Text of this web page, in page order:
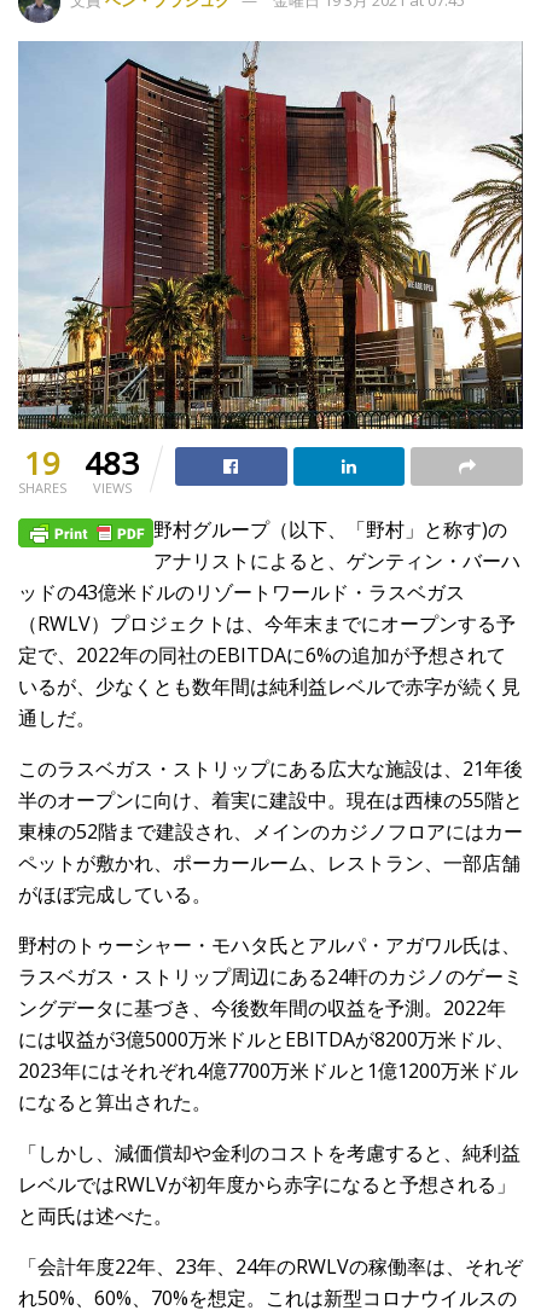
19
SHARES
483
VIEWS
野村グループ（以下、「野村」と称す)の
アナリストによると、ゲンティン・バーハ
ッドの43億米ドルのリゾートワールド・ラスベガス
（RWLV）プロジェクトは、今年末までにオープンする予
定で、2022年の同社のEBITDAに6%の追加が予想されて
いるが、少なくとも数年間は純利益レベルで赤字が続く見
通しだ。
このラスベガス・ストリップにある広大な施設は、21年後
半のオープンに向け、着実に建設中。現在は西棟の55階と
東棟の52階まで建設され、メインのカジノフロアにはカー
ペットが敷かれ、ポーカールーム、レストラン、一部店舗
がほぼ完成している。
野村のトゥーシャー・モハタ氏とアルパ・アガワル氏は、
ラスベガス・ストリップ周辺にある24軒のカジノのゲーミ
ングデータに基づき、今後数年間の収益を予測。2022年
には収益が3億5000万米ドルとEBITDAが8200万米ドル、
2023年にはそれぞれ4億7700万米ドルと1億1200万米ドル
になると算出された。
「しかし、減価償却や金利のコストを考慮すると、純利益
レベルではRWLVが初年度から赤字になると予想される」
と両氏は述べた。
「会計年度22年、23年、24年のRWLVの稼働率は、それぞ
れ50%、60%、70%を想定。これは新型コロナウイルスの